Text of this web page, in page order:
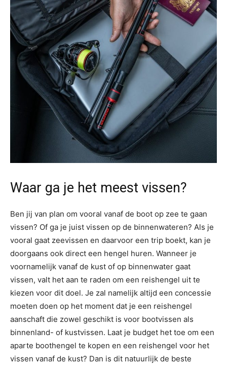
Waar ga je het meest vissen?
Ben jij van plan om vooral vanaf de boot op zee te gaan
vissen? Of ga je juist vissen op de binnenwateren? Als je
vooral gaat zeevissen en daarvoor een trip boekt, kan je
doorgaans ook direct een hengel huren. Wanneer je
voornamelijk vanaf de kust of op binnenwater gaat
vissen, valt het aan te raden om een reishengel uit te
kiezen voor dit doel. Je zal namelijk altijd een concessie
moeten doen op het moment dat je een reishengel
aanschaft die zowel geschikt is voor bootvissen als
binnenland- of kustvissen. Laat je budget het toe om een
aparte boothengel te kopen en een reishengel voor het
vissen vanaf de kust? Dan is dit natuurlijk de beste